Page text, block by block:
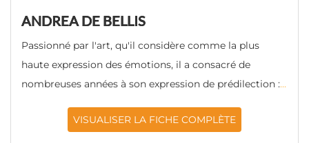
ANDREA DE BELLIS
Passionné par l'art, qu'il considère comme la plus
haute expression des émotions, il a consacré de
nombreuses années à son expression de prédilection :...
VISUALISER LA FICHE COMPLÈTE